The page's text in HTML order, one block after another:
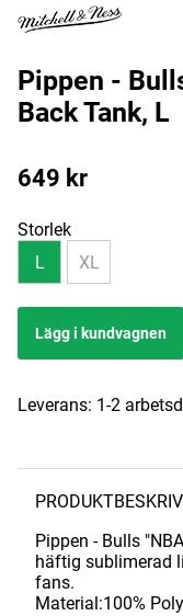
Pippen -
Back Tank, L
649 kr
Storlek
L
XL
Lägg i kundvagnen
Leverans: 1-2
Pippen - Bulls
häftig sublimerad
fans.
Material:100%